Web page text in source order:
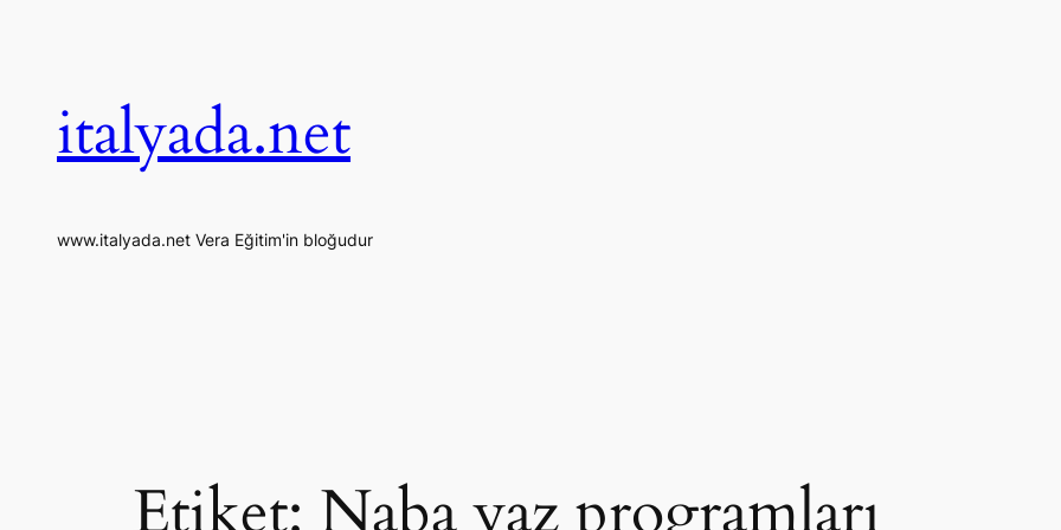
italyada.net
www.italyada.net Vera Eğitim'in bloğudur
Etiket: Naba yaz programları